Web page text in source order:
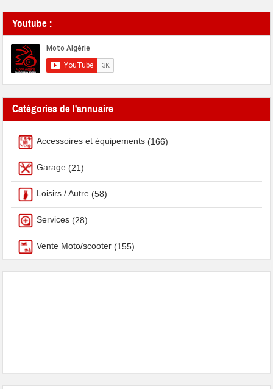
Youtube :
Catégories de l'annuaire
Accessoires et équipements (166)
Garage (21)
Loisirs / Autre (58)
Services (28)
Vente Moto/scooter (155)